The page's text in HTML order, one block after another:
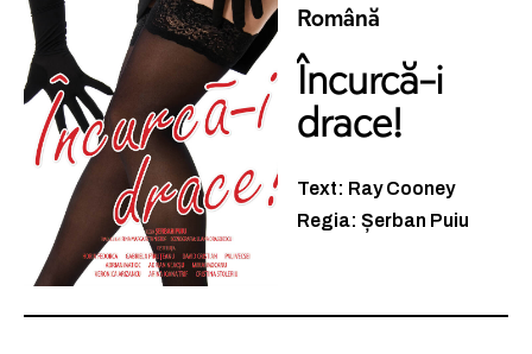
Română
Încurcă-i
drace!
Text: Ray Cooney
Regia: Șerban Puiu